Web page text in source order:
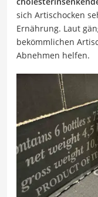
sich Artischocken
Ernährung. Laut
bekömmlichen
Abnehmen helfen.